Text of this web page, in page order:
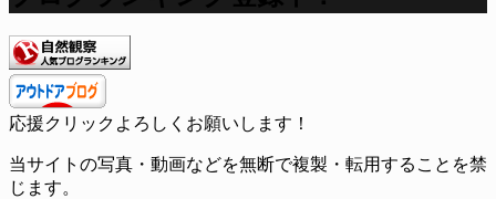
応援クリックよろしくお願いします！
当サイトの写真・動画などを無断で複製・転用することを禁
じます。